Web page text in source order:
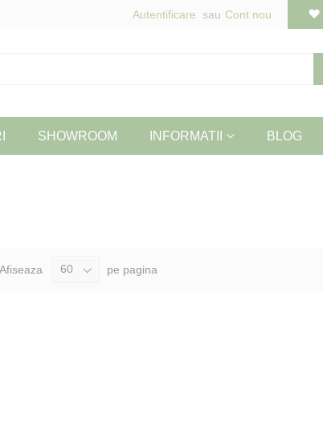
Autentificare Cont nou
SHOWROOM INFORMATII BLOG
Afiseaza pe pagina